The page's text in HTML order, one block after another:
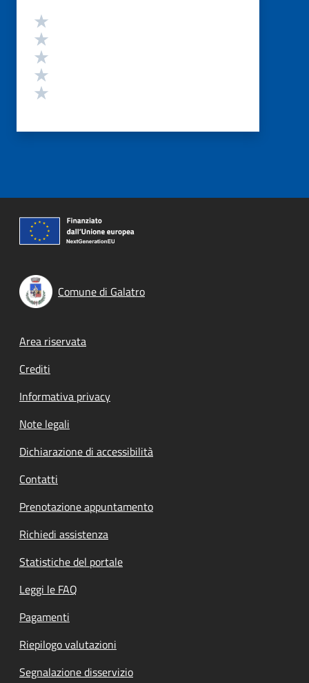
Valutazione
Comune di Galatro
Footer menu
Area riservata
Crediti
Informativa privacy
Note legali
Dichiarazione di accessibilità
Contatti
Prenotazione appuntamento
Richiedi assistenza
Statistiche del portale
Leggi le FAQ
Pagamenti
Riepilogo valutazioni
Segnalazione disservizio